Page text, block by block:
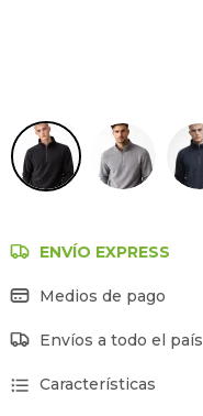
ENVÍO EXPRESS
Medios de pago
Envíos a todo el país
Características